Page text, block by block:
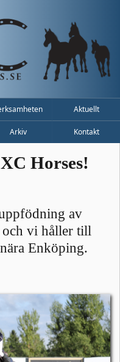
Aktuellt
Arkiv Kontakt
Horses!
av
och vi håller till
Enköping.